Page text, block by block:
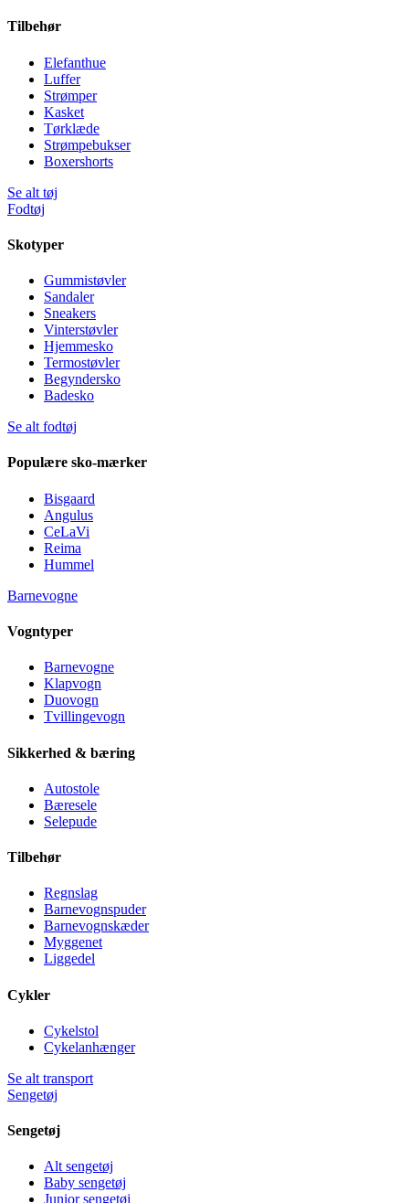
Tilbehør
Elefanthue
Luffer
Strømper
Kasket
Tørklæde
Strømpebukser
Boxershorts
Se alt tøj
Fodtøj
Skotyper
Gummistøvler
Sandaler
Sneakers
Vinterstøvler
Hjemmesko
Termostøvler
Begyndersko
Badesko
Se alt fodtøj
Populære sko-mærker
Bisgaard
Angulus
CeLaVi
Reima
Hummel
Barnevogne
Vogntyper
Barnevogne
Klapvogn
Duovogn
Tvillingevogn
Sikkerhed & bæring
Autostole
Bæresele
Selepude
Tilbehør
Regnslag
Barnevognspuder
Barnevognskæder
Myggenet
Liggedel
Cykler
Cykelstol
Cykelanhænger
Se alt transport
Sengetøj
Sengetøj
Alt sengetøj
Baby sengetøj
Junior sengetøj